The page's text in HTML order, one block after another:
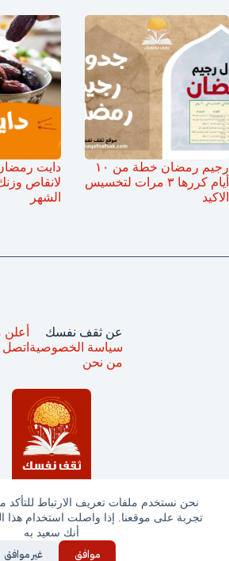
نحن نستخدم ملفات تعريف الارتباط للتأكد
تجربة على موقعنا. إذا واصلت استخدام
أنك سعيد به
موافق غير موافق
رجيم رمضان خطة من ١٠
أيام كررها ٣ مرات لتخسيس
الاكيد
دايت
لانقاص
الشهر
جميع الحقوق محفوظة © ثقف
عن ثقف نفسك
سياسة الخصوصية
من نحن
أعلن
اتصل